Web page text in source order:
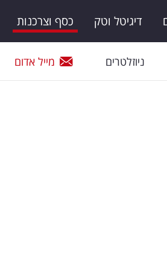
דיגיטל וטק כסף וצרכנות
ניוזלטרים מייל אדום